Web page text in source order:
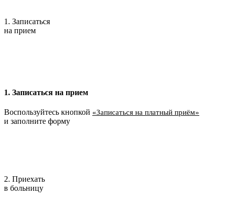
1. Записаться
на прием
1. Записаться на прием
Воспользуйтесь кнопкой «Записаться на платный приём»
и заполните форму
2. Приехать
в больницу